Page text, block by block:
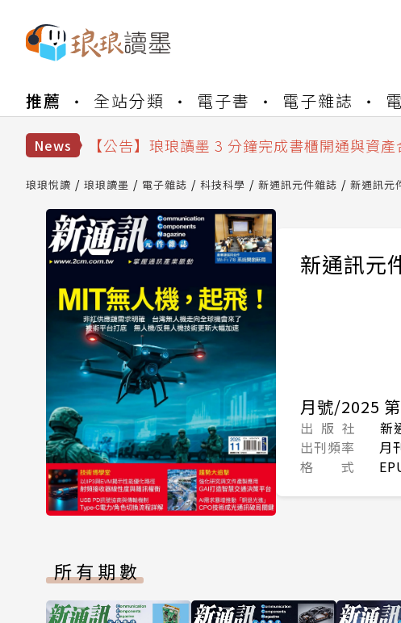
推薦 全站分類 電子書 電子雜誌
News
【公告】琅琅讀墨數位閱讀資產合併與書櫃開
【公告】琅琅讀墨 3 分鐘完成書櫃開通與資
【公告】琅琅讀墨數位閱讀資產合併與書櫃開
琅琅悅讀 琅琅讀墨 電子雜誌 科技科學 新通訊元件雜誌 新通訊元
新通訊元
月號/2025
出 版 社
新
出刊頻率
月
格 式
所有期數